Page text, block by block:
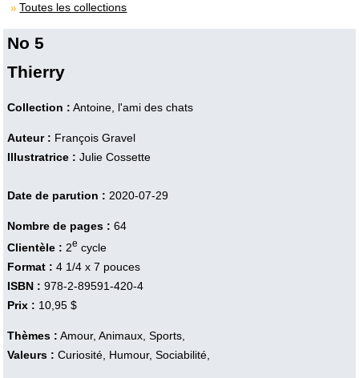
Toutes les collections
No 5
Thierry
Collection : Antoine, l'ami des chats
Auteur : François Gravel
Illustratrice : Julie Cossette
Date de parution : 2020-07-29
Nombre de pages : 64
Clientèle : 2e cycle
Format : 4 1/4 x 7 pouces
ISBN : 978-2-89591-420-4
Prix : 10,95 $
Thèmes : Amour, Animaux, Sports,
Valeurs : Curiosité, Humour, Sociabilité,